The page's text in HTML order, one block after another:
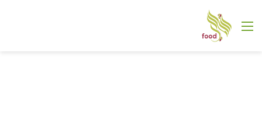
القائمة